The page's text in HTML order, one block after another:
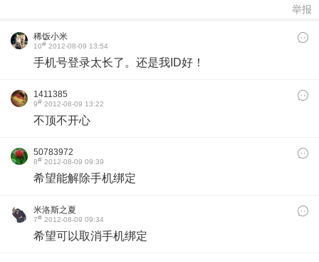
举报
稀饭小米
10# 2012-08-09 13:54
手机号登录太长了。还是我ID好！
1411385
9# 2012-08-09 13:22
不顶不开心
50783972
8# 2012-08-09 09:39
希望能解除手机绑定
米洛斯之夏
7# 2012-08-09 09:34
希望可以取消手机绑定